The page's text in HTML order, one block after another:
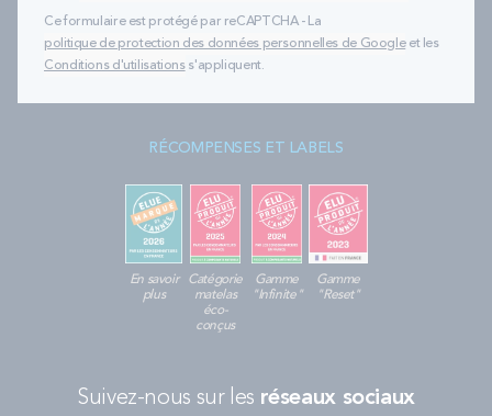
Ce formulaire est protégé par reCAPTCHA - La
politique de protection des données personnelles de Googleet les
Conditions d'utilisationss'appliquent.
RÉCOMPENSES ET LABELS
En savoir
plus
Catégorie
matelas
éco-
conçus
Gamme
"Infinite"
Gamme
"Reset"
Suivez-nous sur les réseaux sociaux